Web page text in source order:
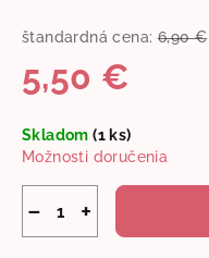
štandardná cena: 6,90 €
5,50 €
cena:
Skladom(1 ks)
Možnosti doručenia
+
−